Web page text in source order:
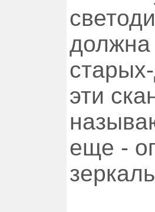
должна
эти
еще -